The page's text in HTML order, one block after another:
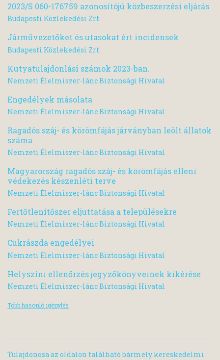
2023/S 060-176759 azonosítójú közbeszerzési eljárás
Budapesti Közlekedési Zrt.
Járművezetőket és utasokat ért incidensek
Budapesti Közlekedési Zrt.
Kutyatulajdonlási számok 2023-ban.
Nemzeti Élelmiszer-lánc Biztonsági Hivatal
Engedélyek másolata
Nemzeti Élelmiszer-lánc Biztonsági Hivatal
Ragadós száj- és körömfájás járványban leölt állatok
száma
Nemzeti Élelmiszer-lánc Biztonsági Hivatal
Magyarország ragadós száj- és körömfájás elleni
védekezés készenléti terve
Nemzeti Élelmiszer-lánc Biztonsági Hivatal
Fertőtlenítőszer eljuttatása a településekre
Nemzeti Élelmiszer-lánc Biztonsági Hivatal
Cukrászda engedélyei
Nemzeti Élelmiszer-lánc Biztonsági Hivatal
Helyszíni ellenőrzés jegyzőkönyveinek kikérése
Nemzeti Élelmiszer-lánc Biztonsági Hivatal
Több hasonló igénylés
Tulajdonosa az oldalon található bármely kereskedelmi